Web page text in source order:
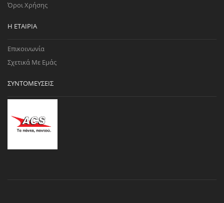
Όροι Χρήσης
Η ΕΤΑΙΡΊΑ
Επικοινωνία
Σχετικά Με Εμάς
ΣΥΝΤΟΜΕΎΣΕΙΣ